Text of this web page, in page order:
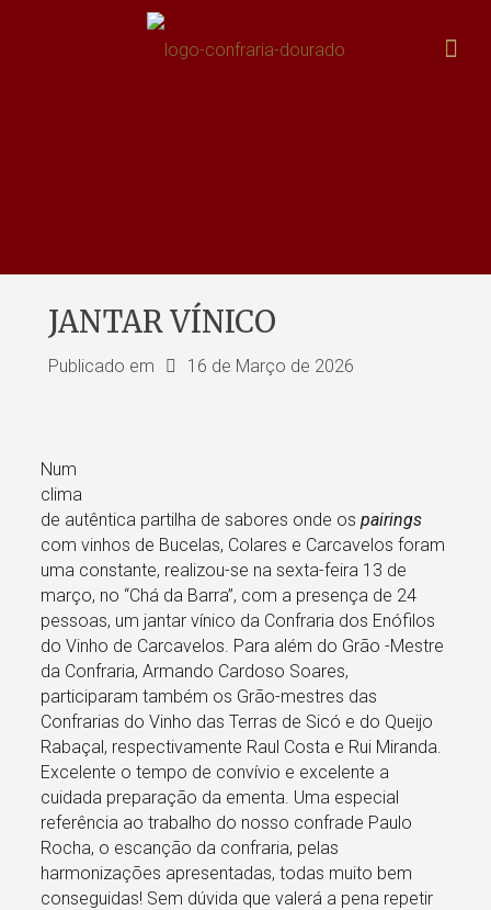
JANTAR VÍNICO
Publicado em 16 de Março de 2026
Num
clima
de autêntica partilha de sabores onde ospairings
com vinhos de Bucelas, Colares e Carcavelos foram
uma constante, realizou-se na sexta-feira 13 de
março, no “Chá da Barra”, com a presença de 24
pessoas, um jantar vínico da Confraria dos Enófilos
do Vinho de Carcavelos. Para além do Grão -Mestre
da Confraria, Armando Cardoso Soares,
participaram também os Grão-mestres das
Confrarias do Vinho das Terras de Sicó e do Queijo
Rabaçal, respectivamente Raul Costa e Rui Miranda.
Excelente o tempo de convívio e excelente a
cuidada preparação da ementa. Uma especial
referência ao trabalho do nosso confrade Paulo
Rocha, o escanção da confraria, pelas
harmonizações apresentadas, todas muito bem
conseguidas! Sem dúvida que valerá a pena repetir